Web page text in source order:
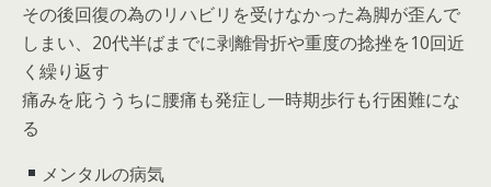
その後回復の為のリハビリを受けなかった為脚が歪んで
しまい、20代半ばまでに剥離骨折や重度の捻挫を10回近
く繰り返す
痛みを庇ううちに腰痛も発症し一時期歩行も行困難にな
る
メンタルの病気